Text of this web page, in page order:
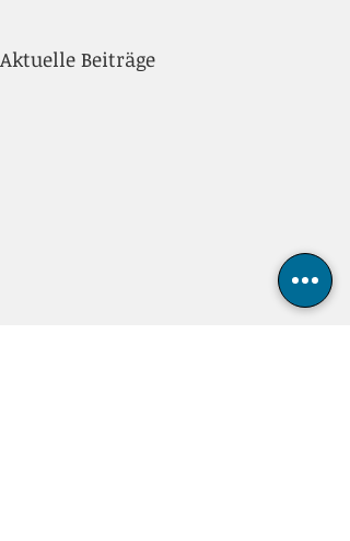
Aktuelle Beiträge